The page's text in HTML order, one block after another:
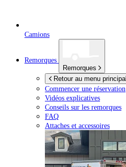
Camions
Remorques
Remorques
Retour au menu principal
Commencer une réservation
Vidéos explicatives
Conseils sur les remorques
FAQ
Attaches et accessoires